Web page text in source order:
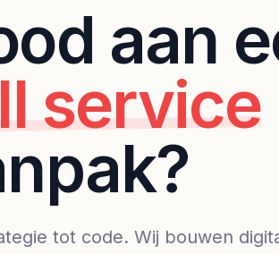
aan
service
tot code. Wij bouwen